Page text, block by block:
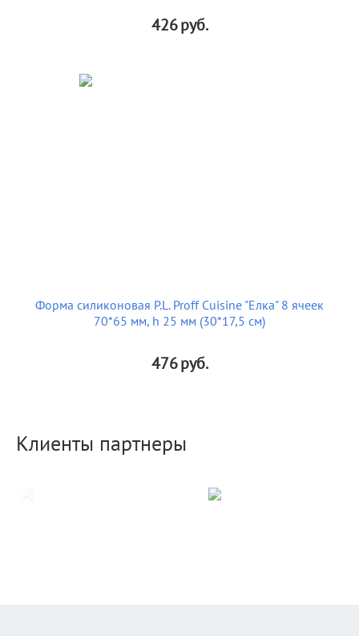
426руб.
Форма силиконовая P.L. Proff Cuisine "Елка" 8 ячеек
70*65 мм, h 25 мм (30*17,5 см)
476руб.
Клиенты партнеры